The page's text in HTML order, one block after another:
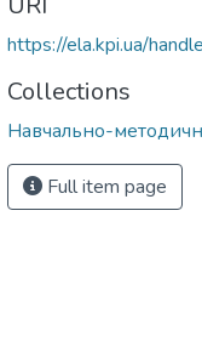
https://ela.kpi.ua/
Collections
Навчально-
Full item page